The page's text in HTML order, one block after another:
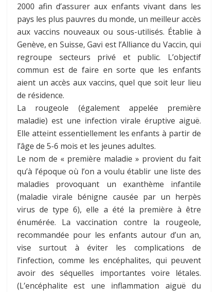
2000 afin d’assurer aux enfants vivant dans les
pays les plus pauvres du monde, un meilleur accès
aux vaccins nouveaux ou sous-utilisés. Établie à
Genève, en Suisse, Gavi est l’Alliance du Vaccin, qui
regroupe secteurs privé et public. L’objectif
commun est de faire en sorte que les enfants
aient un accès aux vaccins, quel que soit leur lieu
de résidence.
La rougeole (également appelée première
maladie) est une infection virale éruptive aiguë.
Elle atteint essentiellement les enfants à partir de
l’âge de 5-6 mois et les jeunes adultes.
Le nom de « première maladie » provient du fait
qu’à l’époque où l’on a voulu établir une liste des
maladies provoquant un exanthème infantile
(maladie virale bénigne causée par un herpès
virus de type 6), elle a été la première à être
énumérée. La vaccination contre la rougeole,
recommandée pour les enfants autour d’un an,
vise surtout à éviter les complications de
l’infection, comme les encéphalites, qui peuvent
avoir des séquelles importantes voire létales.
(L’encéphalite est une inflammation aiguë du